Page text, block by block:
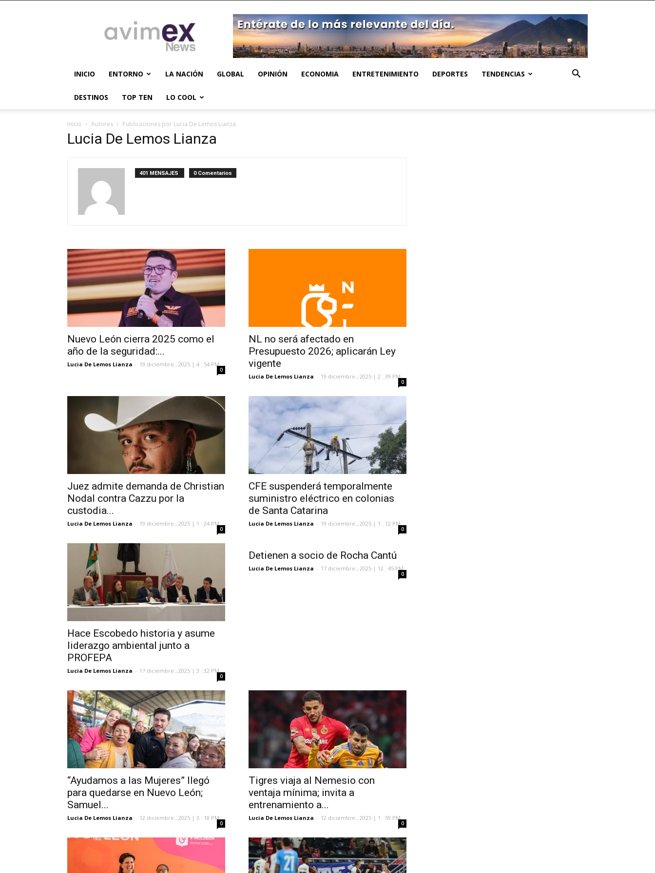
NEWS
INICIO ENTORNO LA NACIÓN GLOBAL OPINIÓN ECONOMIA ENTRETENIMIENTO DEPORTES TENDENCIAS
DESTINOS TOP TEN LO COOL
Inicio Autores Publicaciones por Lucia De Lemos Lianza
Lucia De Lemos Lianza
401 MENSAJES 0 Comentarios
Nuevo León cierra 2025 como el
año de la seguridad:...
Lucia De Lemos Lianza - 19 diciembre , 2025 | 4 : 54 PM
0
NL no será afectado en
Presupuesto 2026; aplicarán Ley
vigente
Lucia De Lemos Lianza - 19 diciembre , 2025 | 2 : 39 PM
0
Juez admite demanda de Christian
Nodal contra Cazzu por la
custodia...
Lucia De Lemos Lianza - 19 diciembre , 2025 | 1 : 24 PM
0
CFE suspenderá temporalmente
suministro eléctrico en colonias
de Santa Catarina
Lucia De Lemos Lianza - 19 diciembre , 2025 | 1 : 12 PM
0
Hace Escobedo historia y asume
liderazgo ambiental junto a
PROFEPA
Lucia De Lemos Lianza - 17 diciembre , 2025 | 3 : 32 PM
0
Detienen a socio de Rocha Cantú
Lucia De Lemos Lianza - 17 diciembre , 2025 | 12 : 45 PM
0
“Ayudamos a las Mujeres” llegó
para quedarse en Nuevo León;
Samuel...
Lucia De Lemos Lianza - 12 diciembre , 2025 | 3 : 18 PM
0
Tigres viaja al Nemesio con
ventaja mínima; invita a
entrenamiento a...
Lucia De Lemos Lianza - 12 diciembre , 2025 | 1 : 59 PM
0